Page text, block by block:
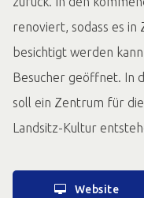
renoviert, sodass es in
besichtigt werden
Besucher geöffnet. In
soll ein Zentrum für
Landsitz-Kultur
Website